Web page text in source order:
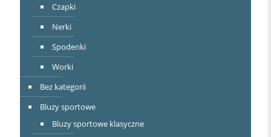
Czapki
Nerki
Spodenki
Worki
Bez kategorii
Bluzy sportowe
Bluzy sportowe klasyczne